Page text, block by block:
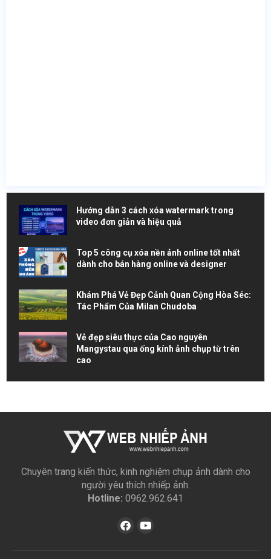
Hướng dẫn 3 cách xóa watermark trong
video đơn giản và hiệu quả
Top 5 công cụ xóa nền ảnh online tốt nhất
dành cho bán hàng online và designer
Khám Phá Vẻ Đẹp Cảnh Quan Cộng Hòa Séc:
Tác Phẩm Của Milan Chudoba
Vẻ đẹp siêu thực của Cao nguyên
Mangystau qua ống kính ảnh chụp từ trên
cao
Chuyên trang kiến thức, kinh nghiệm chụp ảnh dành cho
người yêu thích nhiếp ảnh.
Hotline: 0962.962.641